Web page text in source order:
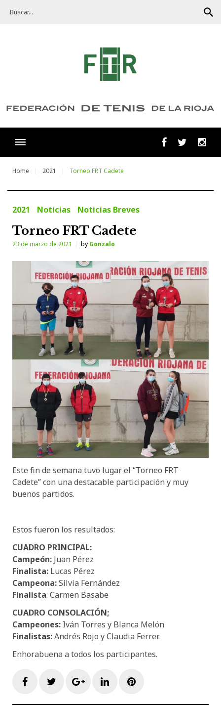
search
FacebookTwitter
Home 2021 Torneo FRT Cadete
2021 Noticias Noticias Breves
Torneo FRT Cadete
23 de marzo de 2021 by Gonzalo
Este fin de semana tuvo lugar el “Torneo FRT
Cadete” con una destacable participación y muy
buenos partidos.
Estos fueron los resultados:
CUADRO PRINCIPAL:
Campeón: Juan Pérez
Finalista: Lucas Pérez
Campeona:Silvia Fernández
Finalista: Carmen Basabe
CUADRO CONSOLACIÓN;
Campeones: Iván Torres y Blanca Melón
Finalistas:Andrés Rojo y Claudia Ferrer.
Enhorabuena a todos los participantes.
FacebookTwitterGoogle+LinkedInPinterest